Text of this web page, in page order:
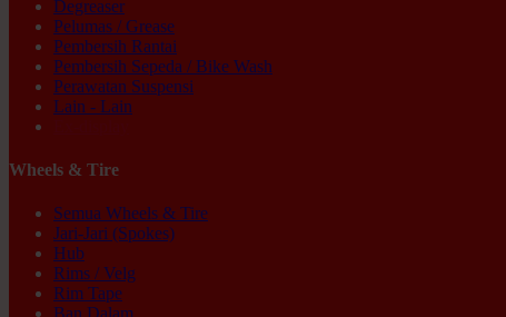
Degreaser
Pelumas / Grease
Pembersih Rantai
Pembersih Sepeda / Bike Wash
Perawatan Suspensi
Lain - Lain
Wheels & Tire
Semua Wheels & Tire
Jari-Jari (Spokes)
Hub
Rims / Velg
Rim Tape